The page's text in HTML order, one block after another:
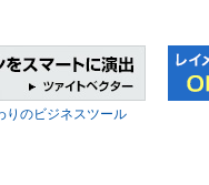
りのビジネスツール